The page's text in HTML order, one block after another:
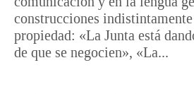
construcciones
propiedad: «La Junta está
de que se negocien», «La...